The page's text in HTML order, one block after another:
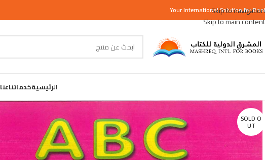
Skip to navigation
Skip to main content
YourInternationalSolution for
الرئيسيةخدماتناعنا
SOLD O
UT